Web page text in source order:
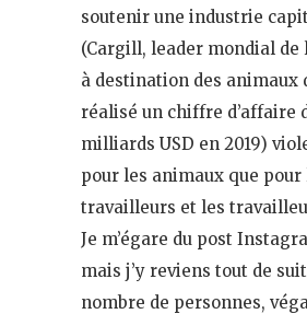
soutenir une industrie
(Cargill, leader mondial
à destination des animaux
réalisé un chiffre d’affaire
milliards USD en 2019)
pour les animaux que pour
travailleurs et les
Je m’égare du post
mais j’y reviens tout de
nombre de personnes,